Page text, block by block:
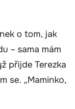
o tom, jak
– sama mám
přijde Terezka
se. „Maminko,